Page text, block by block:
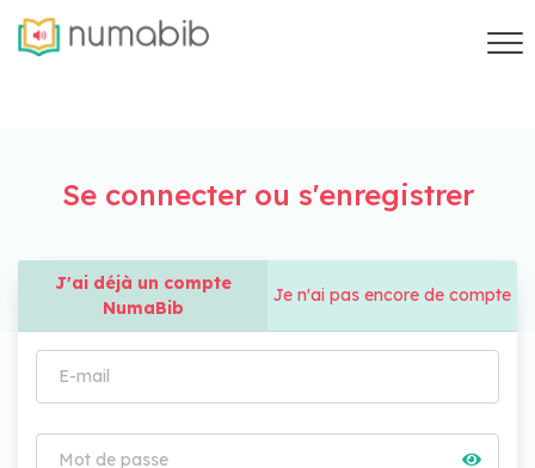
Se connecter ou s'enregistrer
J'ai déjà un compte
NumaBib
Je n'ai pas encore de compte